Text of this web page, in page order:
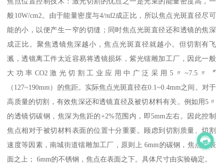
般10W/cm2。由于能量密度与4/πd2成正比，所以焦点光斑直径尽可
能的小，以便产生一窄的切缝；同时焦点光斑直径还和透镜的焦深
成正比。聚焦透镜焦深越小，焦点光斑直径就越小。但切割有飞
溅，透镜离工件太近容易将透镜损坏，紫光镭雕加工厂，因此一般
大功率CO2激光切割工业应用中广泛采用5〃~7.5〃〞
（127~190mm）的焦距。实际焦点光斑直径在0.1~0.4mm之间。对于
高质量的切割，有效焦深还和透镜直径及被切材料有关。例如用5〃
的透镜切碳钢，焦深为焦距的+2%范围内，即5mm左右。因此控制
焦点相对于被切材料表面的位置十分重要。顾虑到切割质量、切割
速度等因素，南城街道镭雕加工厂，原则上 6mm的碳钢，焦点在表
面之上； 6mm的不锈钢，焦点在表面之下。具体尺寸由实验确定。